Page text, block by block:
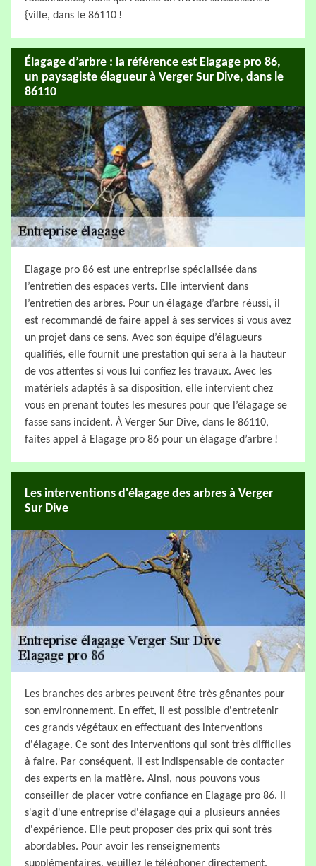
{ville, dans le 86110 !
Élagage d’arbre : la référence est Elagage pro 86,
un paysagiste élagueur à Verger Sur Dive, dans le
86110
Elagage pro 86 est une entreprise spécialisée dans
l’entretien des espaces verts. Elle intervient dans
l’entretien des arbres. Pour un élagage d’arbre réussi, il
est recommandé de faire appel à ses services si vous avez
un projet dans ce sens. Avec son équipe d’élagueurs
qualifiés, elle fournit une prestation qui sera à la hauteur
de vos attentes si vous lui confiez les travaux. Avec les
matériels adaptés à sa disposition, elle intervient chez
vous en prenant toutes les mesures pour que l’élagage se
fasse sans incident. À Verger Sur Dive, dans le 86110,
faites appel à Elagage pro 86 pour un élagage d’arbre !
Les interventions d'élagage des arbres à Verger
Sur Dive
Les branches des arbres peuvent être très gênantes pour
son environnement. En effet, il est possible d'entretenir
ces grands végétaux en effectuant des interventions
d'élagage. Ce sont des interventions qui sont très difficiles
à faire. Par conséquent, il est indispensable de contacter
des experts en la matière. Ainsi, nous pouvons vous
conseiller de placer votre confiance en Elagage pro 86. Il
s'agit d'une entreprise d'élagage qui a plusieurs années
d'expérience. Elle peut proposer des prix qui sont très
abordables. Pour avoir les renseignements